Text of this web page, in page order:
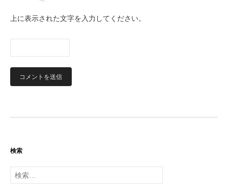
上に表示された文字を入力してください。
検索
検
索: